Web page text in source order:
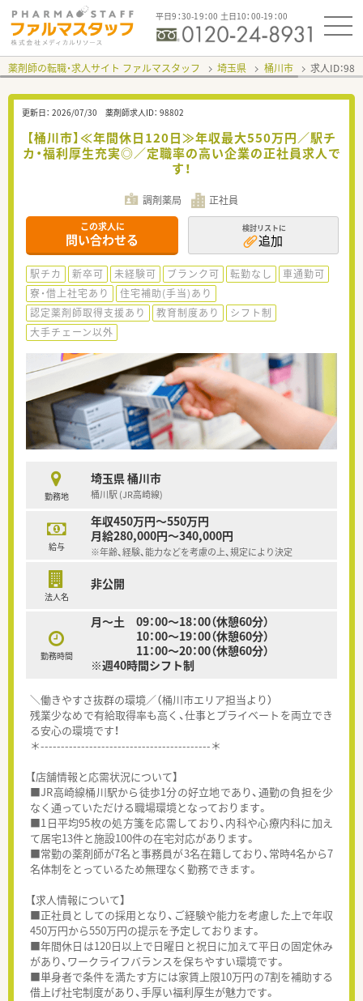
平日9：30-19：00 土日10：00-19：00
薬剤師の転職・求人サイト ファルマスタッフ 埼玉県 桶川市 求人ID：
更新日： 2026/07/30 薬剤師求人ID： 98802
【桶川市】≪年間休日120日≫年収最大550万円／駅チ
カ・福利厚生充実◎／定職率の高い企業の正社員求人で
す！
調剤薬局 正社員
この求人に
問い合わせる
検討リストに
追加
駅チカ 新卒可 未経験可 ブランク可 転勤なし
車通勤可
寮・借上社宅あり
住宅補助(手当)あり
認定薬剤師取得支援あり
教育制度あり
シフト制
大手チェーン以外
勤務地
埼玉県 桶川市
桶川駅 (JR高崎線)
給与
年収450万円～550万円
月給280,000円～340,000円
※年齢、経験、能力などを考慮の上、規定により決定
法人名
非公開
勤務時間
月～土 09：00～18：00（休憩60分）
10：00～19：00（休憩60分）
11：00～20：00（休憩60分）
※週40時間シフト制
＼働きやすさ抜群の環境／（桶川市エリア担当より）
残業少なめで有給取得率も高く、仕事とプライベートを両立でき
る安心の環境です！
＊------------------------------------------＊
【店舗情報と応需状況について】
■JR高崎線桶川駅から徒歩1分の好立地であり、通勤の負担を少
なく通っていただける職場環境となっております。
■1日平均95枚の処方箋を応需しており、内科や心療内科に加え
て居宅13件と施設100件の在宅対応があります。
■常勤の薬剤師が7名と事務員が3名在籍しており、常時4名から7
名体制をとっているため無理なく勤務できます。
【求人情報について】
■正社員としての採用となり、ご経験や能力を考慮した上で年収
450万円から550万円の提示を予定しております。
■年間休日は120日以上で日曜日と祝日に加えて平日の固定休み
があり、ワークライフバランスを保ちやすい環境です。
■単身者で条件を満たす方には家賃上限10万円の7割を補助する
借上げ社宅制度があり、手厚い福利厚生が魅力です。